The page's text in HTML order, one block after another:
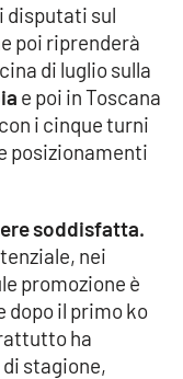
disputati sul
poi riprenderà
di luglio sulla
e poi in Toscana
i cinque turni
posizionamenti
soddisfatta.
nei
promozione è
il primo ko
ha
stagione,